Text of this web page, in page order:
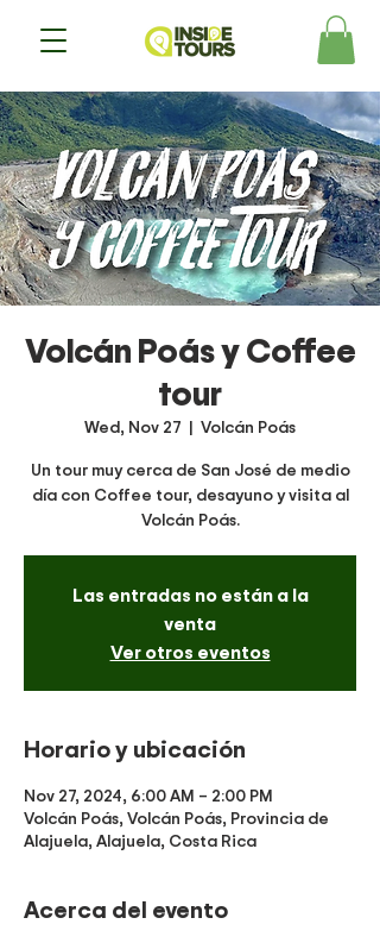
Volcán Poás y Coffee
tour
Wed, Nov 27
  |
Volcán Poás
Un tour muy cerca de San José de medio
día con Coffee tour, desayuno y visita al
Volcán Poás.
Las entradas no están a la
venta
Ver otros eventos
Horario y ubicación
Nov 27, 2024, 6:00 AM – 2:00 PM
Volcán Poás, Volcán Poás, Provincia de
Alajuela, Alajuela, Costa Rica
Acerca del evento